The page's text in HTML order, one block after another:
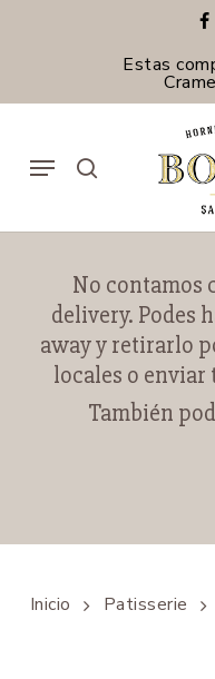
Estas
Menu
No contamos
delivery. Podes
away y retirarlo
locales o
También
Inicio Patisserie